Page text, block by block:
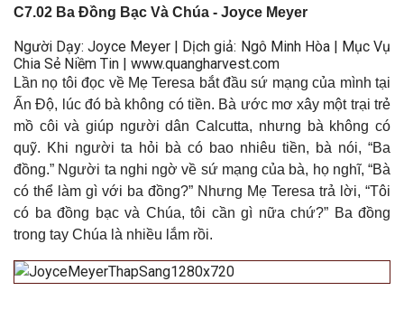
C7.02 Ba Đồng Bạc Và Chúa - Joyce Meyer
Người Dạy: Joyce Meyer | Dịch giả: Ngô Minh Hòa | Mục Vụ
Chia Sẻ Niềm Tin | www.quangharvest.com
Lần nọ tôi đọc về Mẹ Teresa bắt đầu sứ mạng của mình tại
Ấn Độ, lúc đó bà không có tiền. Bà ước mơ xây một trại trẻ
mồ côi và giúp người dân Calcutta, nhưng bà không có
quỹ. Khi người ta hỏi bà có bao nhiêu tiền, bà nói, “Ba
đồng.” Người ta nghi ngờ về sứ mạng của bà, họ nghĩ, “Bà
có thể làm gì với ba đồng?” Nhưng Mẹ Teresa trả lời, “Tôi
có ba đồng bạc và Chúa, tôi cần gì nữa chứ?” Ba đồng
trong tay Chúa là nhiều lắm rồi.